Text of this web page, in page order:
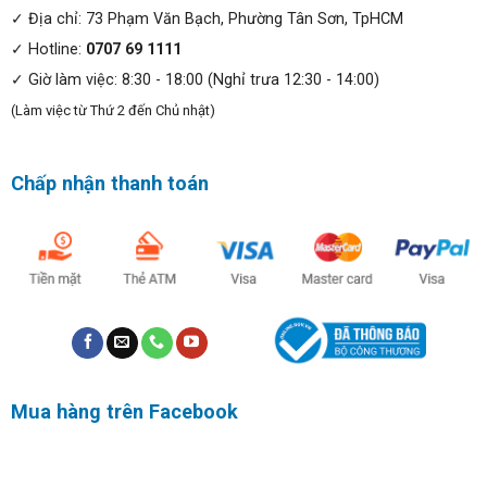
Hiệu năng mạnh mẽ, vượt trội:
với CPU: Intel Core i7-12850HX (16 Core, 24 Thread, 8-E-
✓ Địa chỉ: 73 Phạm Văn Bạch, Phường Tân Sơn, TpHCM
✓ Hotline: 0707 69 1111
✓ Giờ làm việc: 8:30 - 18:00 (Nghỉ trưa 12:30 - 14:00)
(Làm việc từ Thứ 2 đến Chủ nhật)
Chấp nhận thanh toán
Mua hàng trên Facebook